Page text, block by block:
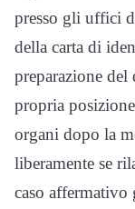
presso gli uffici
della carta di
preparazione del
propria
organi dopo la
liberamente se
caso affermativo